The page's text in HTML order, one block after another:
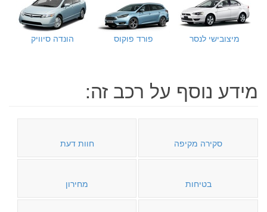
מיצובישי לנסר פורד פוקוס הונדה סיוויק
מידע נוסף על רכב זה:
סקירה מקיפה חוות דעת
בטיחות מחירון